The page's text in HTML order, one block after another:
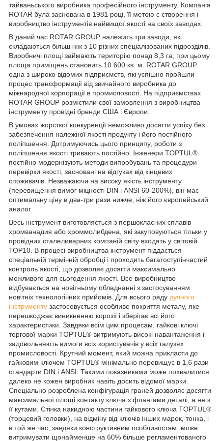
тайваньського виробника професійного інструменту. Компанія
ROTAR була заснована в 1981 році, її метою є створення і
виробництво інструментів найвищої якості на своїх заводах.
В даний час ROTAR GROUP належить три заводи, які
складаються більш ніж з 10 різних спеціалізованих підрозділів.
Виробничі площі займають територію понад 8,3 га, при цьому
площа приміщень становить 10 600 кв. м. ROTAR GROUP
одна з широко відомих підприємств, які успішно пройшли
процес трансформації від звичайного виробника до
міжнародної корпорації в промисловості. На підприємствах
ROTAR GROUP розмістили свої замовлення з виробництва
інструменту провідні бренди США і Європи.
В умовах жорсткої конкуренції неможливо досягти успіху без
забезпечення належної якості продукту і його постійного
поліпшення. Дотримуючись цього принципу, роботи з
поліпшення якості тривають постійно. Інженери TOPTUL®
постійно модернізують методи випробувань та процедури
перевірки якості, засновані на відгуках від кінцевих
споживачів. Незважаючи на високу якість інструменту
(перевищення вимог міцності DIN і ANSI 60-200%), він має
оптимальну ціну в два-три рази нижче, ніж його європейський
аналог.
Весь інструмент виготовляється з першокласних сплавів
хромванадия або хроммолибдена, які закуповуються тільки у
провідних сталеливарних компаній світу входять у світовій
ТОР10. В процесі виробництва інструмент піддається
спеціальній термічній обробці і проходить багатоступінчастий
контроль якості, що дозволяє досягти максимально
можливого для сьогодення якості. Все виробництво
відбувається на новітньому обладнанні з застосуванням
новітніх технологічних прийомів. Для всього ряду ручного
інструменту застосовується особливе покриття металу, яке
перешкоджає виникненню корозії і зберігає всі його
характеристики. Завдяки всім цим процесам, гайкові ключі
торгової марки TOPTUL® витримують високі навантаження і
задовольняють вимоги всіх користувачів у всіх галузях
промисловості. Крутний момент, який можна прикласти до
гайковим ключем TOPTUL® мінімально перевищує в 1,6 рази
стандарти DIN і ANSI. Такими показниками може похвалитися
далеко не кожен виробник навіть досить відомої марки.
Спеціально розроблена конфігурація граней дозволяє досягти
максимальної площі контакту ключа з флангами деталі, а не з
її кутами. Стінка накидною частини гайкового ключа TOPTUL®
(торцевий головки), на відміну від ключів інших марок, тонка, і
в той же час, завдяки конструктивним особливостям, може
витримувати щонайменше на 60% більше регламентованого